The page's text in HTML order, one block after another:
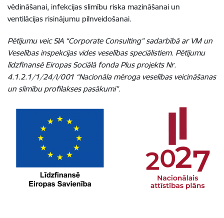
vēdināšanai, infekcijas slimību riska mazināšanai un
ventilācijas risinājumu pilnveidošanai.
Pētījumu veic SIA “Corporate Consulting” sadarbībā ar VM un
Veselības inspekcijas vides veselības speciālistiem. Pētījumu
līdzfinansē Eiropas Sociālā fonda Plus projekts Nr.
4.1.2.1/1/24/I/001 “Nacionāla mēroga veselības veicināšanas
un slimību profilakses pasākumi”.